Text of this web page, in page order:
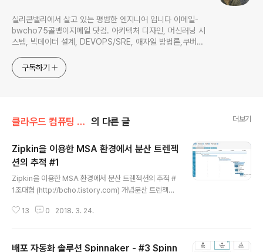
실리콘밸리에서 살고 있는 평범한 엔지니어 입니다 이메일-
bwcho75골뱅이지메일 닷컴. 아키텍처 디자인, 머신러닝 시
스템, 빅데이터 설계, DEVOPS/SRE, 애자일 방법론,쿠버네
한 기술 멘토링과 강의 진행합니다. Linkedin :
https://www.linkedin.com/in/terrycho75/
구독하기
클라우드 컴퓨팅 & NoSQL/운영 & Devops 의 다른 글 더보기
Zipkin을 이용한 MSA 환경에서 분산 트렌젝
션의 추적 #1
Zipkin을 이용한 MSA 환경에서 분산 트렌젝션의 추적 #
1조대협 (http://bcho.tistory.com) 개념분산 트렌젝션
추적하는 기능을 정의한다.마이크로 서비스 아키텍쳐 (이
면 어느 구간에서 병목이 생기는지 추적하기가 어려워진
13 0 2018. 3. 24.
배포 자동화 솔루션 Spinnaker - #3 Spinn